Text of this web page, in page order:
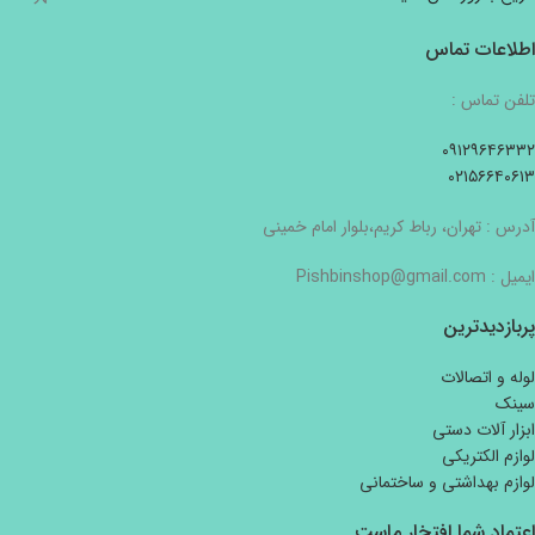
اطلاعات تماس
تلفن تماس :
۰۹۱۲۹۶۴۶۳۳۲
۰۲۱۵۶۶۴۰۶۱۳
آدرس : تهران، رباط کریم،بلوار امام خمینی
ایمیل : Pishbinshop@gmail.com
پربازدیدترین
لوله و اتصالات
سینک
ابزار آلات دستی
لوازم الکتریکی
لوازم بهداشتی و ساختمانی